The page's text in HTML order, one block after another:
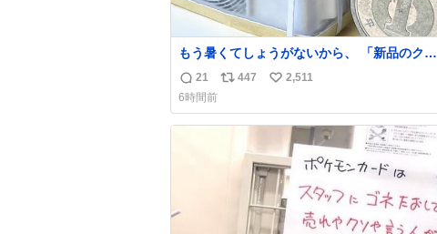
もう暑くてしょうがないから、 「新品のクー
ラーの室外機のミニチュア」 でも見ていって
よ
返
信
数
21
リ
ス
447
い
ね
2,511
6時間前